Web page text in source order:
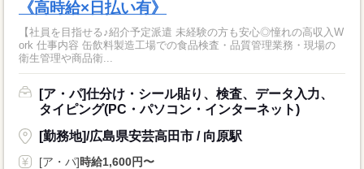
《高時給×日払い有》
【社員を目指せる♪紹介予定派遣 未経験の方も安心◎憧れの高収入W
ork 仕事内容 缶飲料製造工場での食品検査・品質管理業務・現場の
衛生管理や商品衛...
[ア・パ]仕分け・シール貼り、検査、データ入力、
タイピング(PC・パソコン・インターネット)
[勤務地]/広島県安芸高田市 / 向原駅
[ア・パ]時給1,600円〜